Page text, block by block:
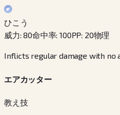
ひこう
威力:80命中率:100PP: 20物理
Inflicts regular damage with no
エアカッター
教え技